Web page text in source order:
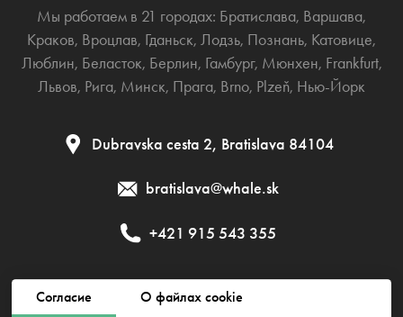
Согласие О файлах cookie
Мы работаем в 21 городах: Братислава, Варшава,
Краков, Вроцлав, Гданьск, Лодзь, Познань, Катовице,
Люблин, Беласток, Берлин, Гамбург, Мюнхен, Frankfurt,
Львов, Рига, Минск, Прага, Brno, Plzeň, Нью-Йорк
Dubravska cesta 2, Bratislava 84104
bratislava@whale.sk
+421 915 543 355
Публичный договор Политика приватности